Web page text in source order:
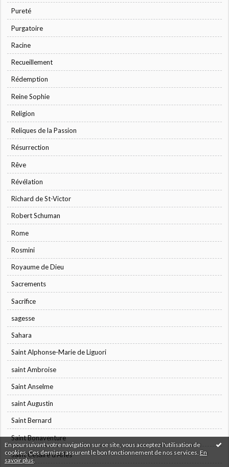
En poursuivant votre navigation sur ce site, vous acceptez l'utilisation de
cookies. Ces derniers assurent le bon fonctionnement de nos services. En
savoir plus.
Pureté
Purgatoire
Racine
Recueillement
Rédemption
Reine Sophie
Religion
Reliques de la Passion
Résurrection
Rêve
Révélation
Richard de St-Victor
Robert Schuman
Rome
Rosmini
Royaume de Dieu
Sacrements
Sacrifice
sagesse
Sahara
Saint Alphonse-Marie de Liguori
saint Ambroise
Saint Anselme
saint Augustin
Saint Bernard
Saint Bonaventure
Saint Césaire d'Arles